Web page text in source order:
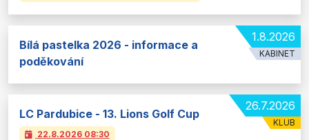
1.8.2026
KABINET
Bílá pastelka 2026 - informace a
poděkování
26.7.2026
KLUB
LC Pardubice - 13. Lions Golf Cup
22.8.2026 08:30